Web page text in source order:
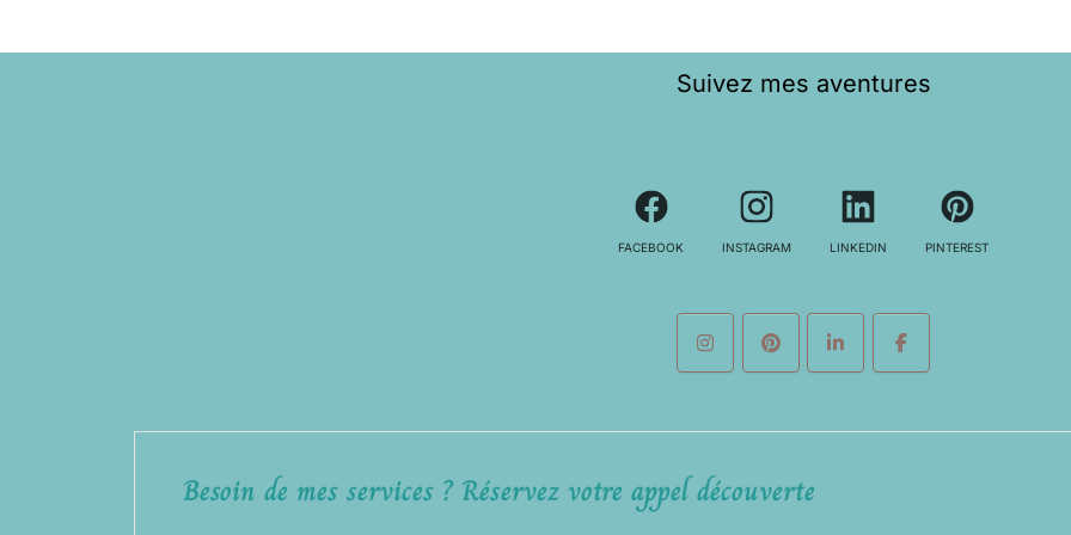
Suivez mes aventures
FACEBOOK INSTAGRAM LINKEDIN PINTEREST
Besoin de mes services ? Réservez votre appel découverte